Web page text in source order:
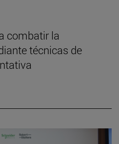
combatir la
técnicas de